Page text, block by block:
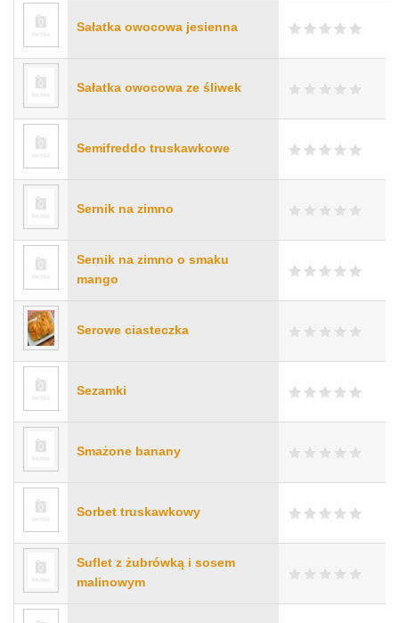
Sałatka owocowa jesienna
Sałatka owocowa ze śliwek
Semifreddo truskawkowe
Sernik na zimno
Sernik na zimno o smaku
mango
Serowe ciasteczka
Sezamki
Smażone banany
Sorbet truskawkowy
Suflet z żubrówką i sosem
malinowym